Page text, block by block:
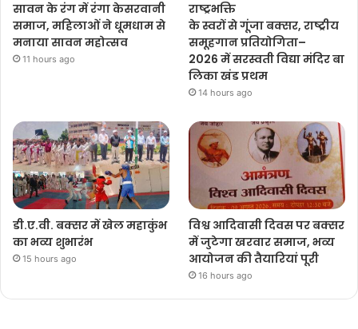
सावन के रंग में रंगा केसरवानी
समाज, महिलाओं ने धूमधाम से
मनाया सावन महोत्सव
11 hours ago
राष्ट्रभक्ति
के स्वरों से गूंजा बक्सर, राष्ट्रीय
समूहगान प्रतियोगिता–
2026 में सरस्वती विद्या मंदिर बा
लिका खंड प्रथम
14 hours ago
डी.ए.वी. बक्सर में खेल महाकुंभ
का भव्य शुभारंभ
15 hours ago
विश्व आदिवासी दिवस पर बक्सर
में जुटेगा खरवार समाज, भव्य
आयोजन की तैयारियां पूरी
16 hours ago